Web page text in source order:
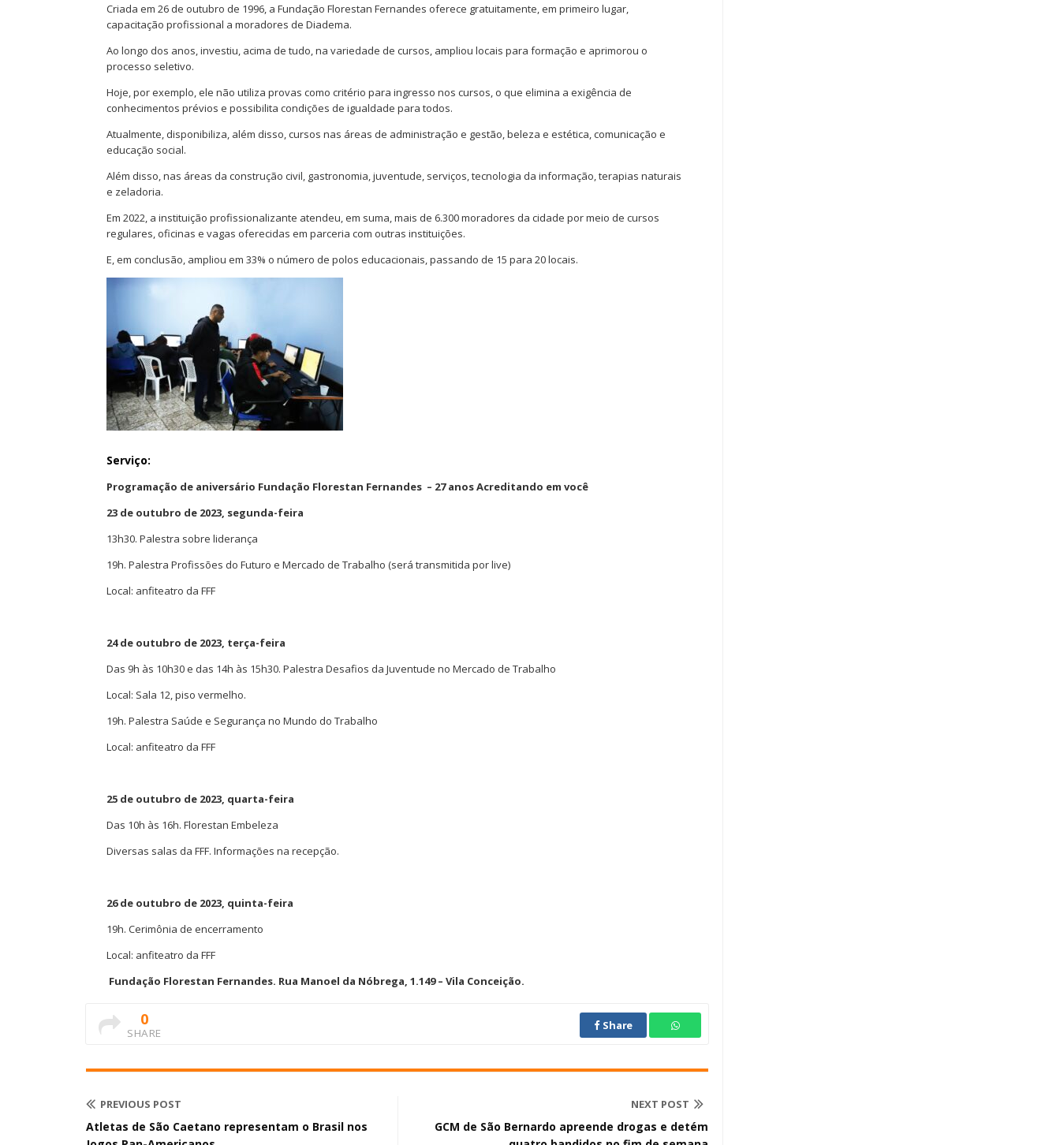
Criada em 26 de outubro de 1996, a Fundação Florestan Fernandes oferece gratuitamente, em primeiro lugar,
capacitação profissional a moradores de Diadema.
Ao longo dos anos, investiu, acima de tudo, na variedade de cursos, ampliou locais para formação e aprimorou o
processo seletivo.
Hoje, por exemplo, ele não utiliza provas como critério para ingresso nos cursos, o que elimina a exigência de
conhecimentos prévios e possibilita condições de igualdade para todos.
Atualmente, disponibiliza, além disso, cursos nas áreas de administração e gestão, beleza e estética, comunicação e
educação social.
Além disso, nas áreas da construção civil, gastronomia, juventude, serviços, tecnologia da informação, terapias naturais
e zeladoria.
Em 2022, a instituição profissionalizante atendeu, em suma, mais de 6.300 moradores da cidade por meio de cursos
regulares, oficinas e vagas oferecidas em parceria com outras instituições.
E, em conclusão, ampliou em 33% o número de polos educacionais, passando de 15 para 20 locais.
Serviço:
Programação de aniversário Fundação Florestan Fernandes – 27 anos Acreditando em você
23 de outubro de 2023, segunda-feira
13h30. Palestra sobre liderança
19h. Palestra Profissões do Futuro e Mercado de Trabalho (será transmitida por live)
Local: anfiteatro da FFF
24 de outubro de 2023, terça-feira
Das 9h às 10h30e das 14h às 15h30. Palestra Desafios da Juventude no Mercado de Trabalho
Local: Sala 12, piso vermelho.
19h. Palestra Saúde e Segurança no Mundo do Trabalho
Local: anfiteatro da FFF
25 de outubro de 2023, quarta-feira
Das 10h às 16h. Florestan Embeleza
Diversas salas da FFF. Informações na recepção.
26 de outubro de 2023, quinta-feira
19h. Cerimônia de encerramento
Local: anfiteatro da FFF
Fundação Florestan Fernandes. Rua Manoel da Nóbrega, 1.149 – Vila Conceição.
0
SHARE
Share
PREVIOUS POST
Atletas de São Caetano representam o Brasil nos
NEXT POST
GCM de São Bernardo apreende drogas e detém